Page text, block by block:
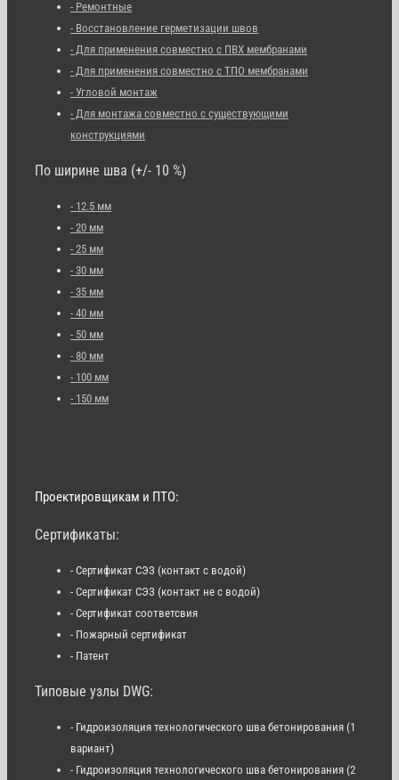
- Ремонтные
- Восстановление герметизации швов
- Для применения совместно с ПВХ мембранами
- Для применения совместно с ТПО мембранами
- Угловой монтаж
- Для монтажа совместно с существующими
конструкциями
По ширине шва (+/- 10 %)
- 12.5 мм
- 20 мм
- 25 мм
- 30 мм
- 35 мм
- 40 мм
- 50 мм
- 80 мм
- 100 мм
- 150 мм
Проектировщикам и ПТО:
Сертификаты:
- Сертификат СЭЗ (контакт с водой)
- Сертификат СЭЗ (контакт не с водой)
- Сертификат соответсвия
- Пожарный сертификат
- Патент
Типовые узлы DWG:
- Гидроизоляция технологического шва бетонирования (1
вариант)
- Гидроизоляция технологического шва бетонирования (2